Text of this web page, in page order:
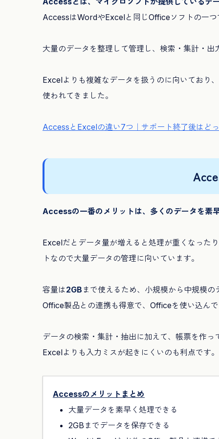
AccessはWordやExcelと同じOfficeソフトの一
大量のデータを整理して管理し、検索・集計・
Excelよりも複雑なデータを扱うのに向いており
使われてきました。
AccessとExcelの違い7つ｜サポート終了後はど
Accessの一番のメリットは、多くのデータを素
Excelだとデータ量が増えると処理が重くなった
トなので大量データの管理に向いています。
容量は2GB まで使えるため、小規模から中規模
Office製品との連携も得意で、Officeを使い込ん
データの検索・集計・抽出に加えて、帳票を作
Excelよりも入力ミスが起きにくいのも利点です。
Accessのメリットまとめ
大量データを素早く処理できる
2GBまでデータを保存できる